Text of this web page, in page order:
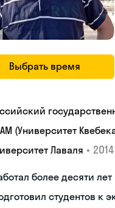
Выбрать время
(Университет
Лаваля •
более десяти
студентов к